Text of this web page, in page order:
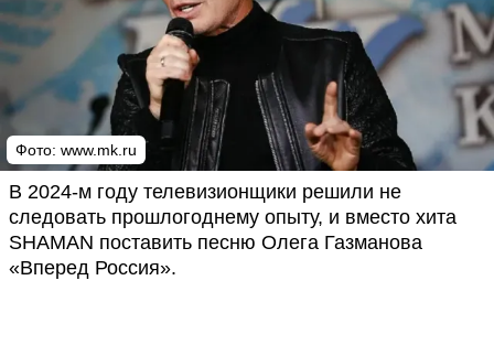
Фото: www.mk.ru
В 2024-м году телевизионщики решили не
следовать прошлогоднему опыту, и вместо хита
SHAMAN поставить песню Олега Газманова
«Вперед Россия».